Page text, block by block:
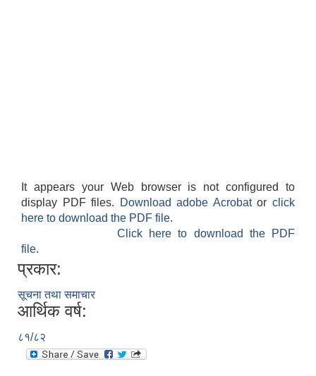
It appears your Web browser is not configured to
display PDF files.
Download adobe Acrobatorclick
here to download the PDF file.
Click here to download the PDF
file.
प्रकार:
सूचना तथा समाचार
आर्थिक वर्ष:
८१/८२